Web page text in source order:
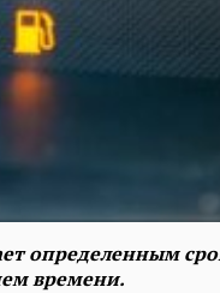
определенным
времени.